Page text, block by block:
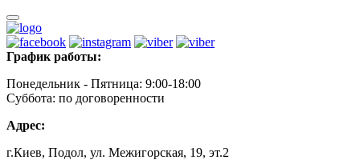
График работы:
Понедельник - Пятница: 9:00-18:00
Суббота: по договоренности
Адрес:
г.Киев, Подол, ул. Межигорская, 19, эт.2